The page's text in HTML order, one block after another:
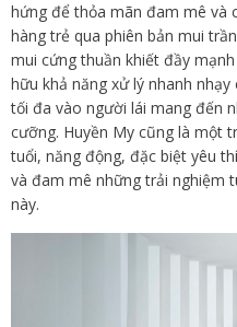
hứng để thỏa mãn đam mê và
hàng trẻ qua phiên bản mui
mui cứng thuần khiết đầy
hữu khả năng xử lý nhanh
tối đa vào người lái mang đến
cưỡng. Huyền My cũng là một
tuổi, năng động, đặc biệt yêu
và đam mê những trải nghiệm
này.